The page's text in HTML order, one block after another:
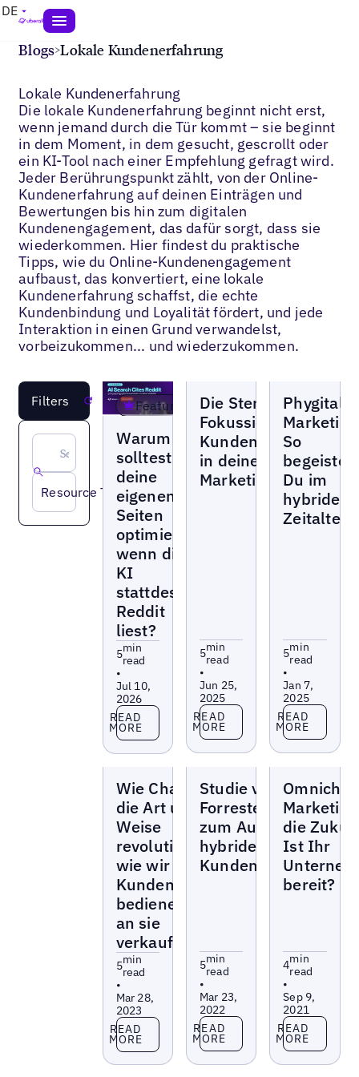
DE
Blogs>Lokale Kundenerfahrung
Lokale Kundenerfahrung
Die lokale Kundenerfahrung beginnt nicht erst,
wenn jemand durch die Tür kommt – sie beginnt
in dem Moment, in dem gesucht, gescrollt oder
ein KI-Tool nach einer Empfehlung gefragt wird.
Jeder Berührungspunkt zählt, von der Online-
Kundenerfahrung auf deinen Einträgen und
Bewertungen bis hin zum digitalen
Kundenengagement, das dafür sorgt, dass sie
wiederkommen. Hier findest du praktische
Tipps, wie du Online-Kundenengagement
aufbaust, das konvertiert, eine lokale
Kundenerfahrung schaffst, die echte
Kundenbindung und Loyalität fördert, und jede
Interaktion in einen Grund verwandelst,
vorbeizukommen... und wiederzukommen.
Filters Reset
Resource Type
Featured
Warum
solltest du
deine
eigenen
Seiten
optimieren,
wenn die
KI
stattdessen
Reddit
liest?
5min
read
•
Jul 10,
2026
Read more
READ
MORE
Die Sterne im Blick:
Fokussiere
Kundenbewertungen
in deiner
Marketingstrategie
5min
read
•
Jun 25,
2025
Read more
READ
MORE
So
Du im
hybriden
Zeitalter
5min
read
•
Jan 7,
2025
Read more
READ
MORE
Wie ChatGPT
die Art und
Weise
revolutioniert,
wie wir
Kunden
bedienen und
an sie
verkaufen
5min
read
•
Mar 28,
2023
Read more
READ
MORE
Studie von
Forrester-Uberall
zum Aufstieg
hybrider
Kundenerlebnisse
5min
read
•
Mar 23,
2022
Read more
READ
MORE
die
Ist Ihr
bereit?
4min
read
•
Sep 9,
2021
Read more
READ
MORE